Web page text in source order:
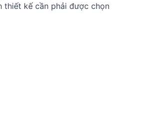
thiết kế cần phải được chọn